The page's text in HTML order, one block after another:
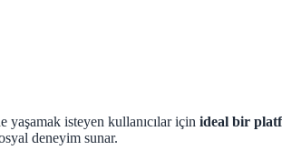
isteyen kullanıcılar için ideal bir
deneyim sunar.